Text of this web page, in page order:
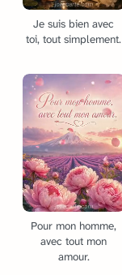
Je suis bien avec
toi, tout simplement.
Pour mon homme,
avec tout mon
amour.